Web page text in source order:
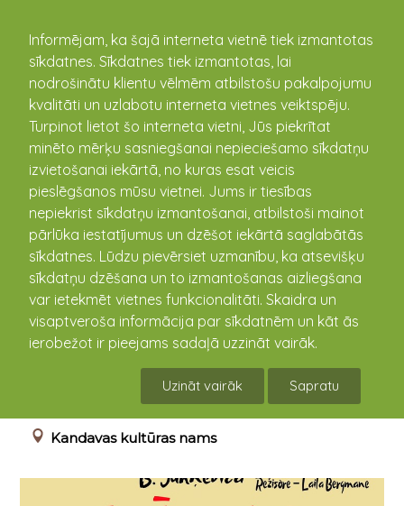
Informējam, ka šajā interneta vietnē tiek izmantotas
sīkdatnes. Sīkdatnes tiek izmantotas, lai
nodrošinātu klientu vēlmēm atbilstošu pakalpojumu
kvalitāti un uzlabotu interneta vietnes veiktspēju.
Turpinot lietot šo interneta vietni, Jūs piekrītat
minēto mērķu sasniegšanai nepieciešamo sīkdatņu
izvietošanai iekārtā, no kuras esat veicis
pieslēgšanos mūsu vietnei. Jums ir tiesības
nepiekrist sīkdatņu izmantošanai, atbilstoši mainot
pārlūka iestatījumus un dzēšot iekārtā saglabātās
sīkdatnes. Lūdzu pievērsiet uzmanību, ka atsevišķu
sīkdatņu dzēšana un to izmantošanas aizliegšana
var ietekmēt vietnes funkcionalitāti. Skaidra un
visaptveroša informācija par sīkdatnēm un kāt ās
ierobežot ir pieejams sadaļā uzzināt vairāk.
Uzināt vairāk Sapratu
kandava.lv
PASĀKUMU
KALENDĀRS
Vandzenes TN Izrāde "Kāzas"
Kandavas kultūras nams